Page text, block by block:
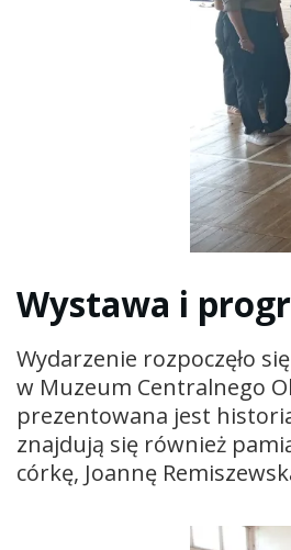
Wystawa i
Wydarzenie rozpoczęło
w Muzeum Centralnego
prezentowana jest
znajdują się również
córkę, Joannę